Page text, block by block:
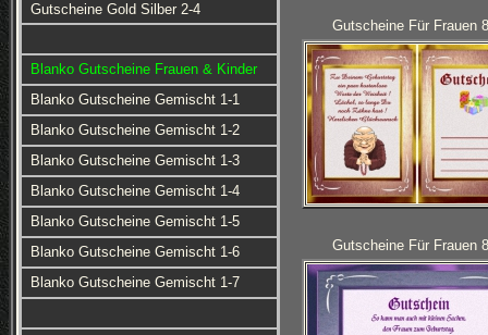
Gutscheine Gold Silber 2-4
Blanko Gutscheine Frauen & Kinder
Blanko Gutscheine Gemischt 1-1
Blanko Gutscheine Gemischt 1-2
Blanko Gutscheine Gemischt 1-3
Blanko Gutscheine Gemischt 1-4
Blanko Gutscheine Gemischt 1-5
Blanko Gutscheine Gemischt 1-6
Blanko Gutscheine Gemischt 1-7
Gutscheine Für Frauen
Gutscheine Für Frauen